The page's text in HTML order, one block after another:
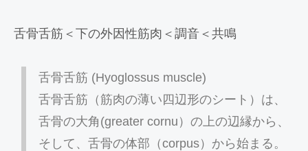
舌骨舌筋＜下の外因性筋肉＜調音＜共鳴
舌骨舌筋 (Hyoglossus muscle)
舌骨舌筋（筋肉の薄い四辺形のシート）は、
舌骨の大角(greater cornu）の上の辺縁から、
そして、舌骨の体部（corpus）から始まる。